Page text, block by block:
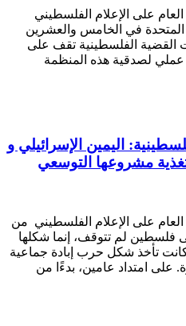
على الإعلام الفلسطيني
في الخامس والعشرين
1945م، كانت القضية الفلسطينية تقف على
عملي لصدقية هذه المنظمة
اليمين الإسرائيلي و
مشروعها التوسعي
على الإعلام الفلسطيني من
فلسطين لم تتوقف، إنما شكلها
كانت تأخذ شكل حرب إبادة جماعية
امتداد عامين، بدءًا من